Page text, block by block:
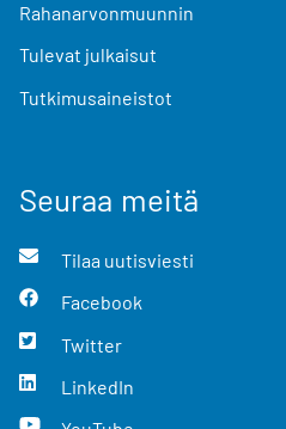
Rahanarvonmuunnin
Tulevat julkaisut
Tutkimusaineistot
Seuraa meitä
Tilaa uutisviesti
Facebook
Twitter
LinkedIn